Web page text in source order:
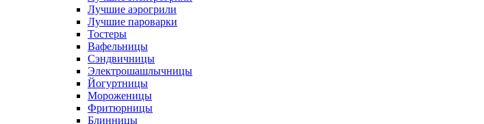
Лучшие аэрогрили
Лучшие пароварки
Тостеры
Вафельницы
Сэндвичницы
Электрошашлычницы
Йогуртницы
Мороженицы
Фритюрницы
Блинницы